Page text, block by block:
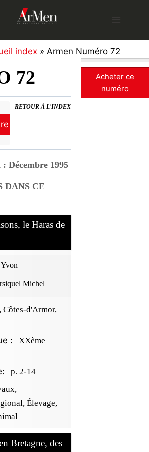
index » Armen Numéro 72
72
RETOUR À L'INDEX
la revue ?
Décembre 1995
DANS CE
le Haras de
Michel
Côtes-d'Armor,
:
XXème
p. 2-14
Élevage,
Bretagne, des
Acheter ce
numéro